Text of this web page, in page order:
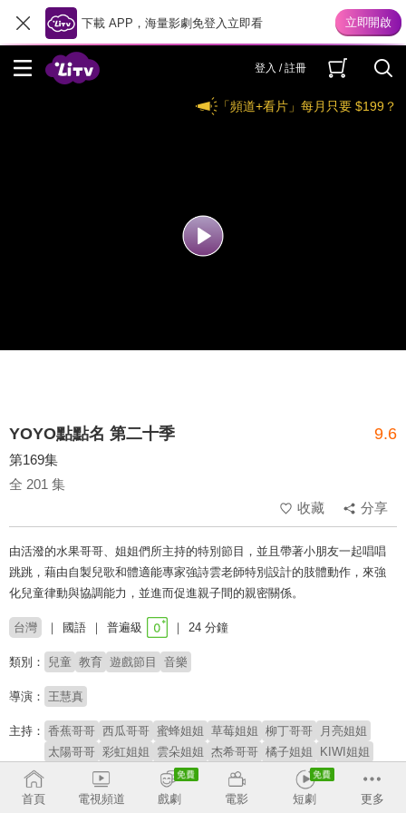
下載 APP，海量影劇免登入立即看
登入 / 註冊
「頻道+看片」每月只要 $199？
YOYO點點名 第二十季 9.6
第169集
全 201 集
收藏
分享
由活潑的水果哥哥、姐姐們所主持的特別節目，並且帶著小朋友一起唱唱
跳跳，藉由自製兒歌和體適能專家強詩雲老師特別設計的肢體動作，來強
化兒童律動與協調能力，並進而促進親子間的親密關係。
台灣 國語 普遍級 24 分鐘
類別： 兒童 教育 遊戲節目 音樂
導演： 王慧真
主持： 香蕉哥哥 西瓜哥哥 蜜蜂姐姐 草莓姐姐 柳丁哥哥
月亮姐姐
太陽哥哥 彩虹姐姐 雲朵姐姐 杰希哥哥 橘子姐姐
KIWI姐姐
櫻桃姐姐 番茄姐姐 YOYOMAN家族 阿嗚
# 學齡前 # YOYO家族
首頁 電視頻道 戲劇 電影 短劇 更多